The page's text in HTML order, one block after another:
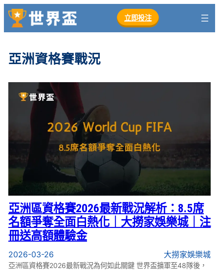
跳
主
內
立即投注
亞洲資格賽戰況
亞洲區資格賽2026最新戰況解析：8.5席
名額爭奪全面白熱化｜大撈家娛樂城｜注
冊送高額體驗金
2026-03-26 大撈家娛樂城
亞洲區資格賽2026最新戰況為何如此關鍵 世界盃擴軍至48隊後，